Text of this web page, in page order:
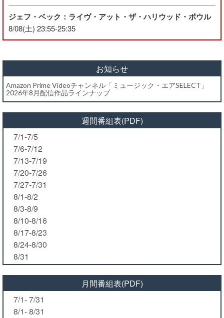
ジェフ・ベック：ライヴ・アット・ザ・ハリウッド・ボウル
8/08(土) 23:55-25:35
お知らせ
Amazon Prime Videoチャンネル「ミュージック・エアSELECT」
2026年8月配信作品ラインナップ
週間番組表(PDF)
7/1-7/5
7/6-7/12
7/13-7/19
7/20-7/26
7/27-7/31
8/1-8/2
8/3-8/9
8/10-8/16
8/17-8/23
8/24-8/30
8/31
月間番組表(PDF)
7/1- 7/31
8/1- 8/31